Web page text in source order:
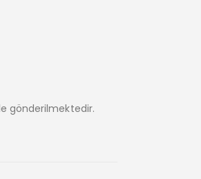
gönderilmektedir.